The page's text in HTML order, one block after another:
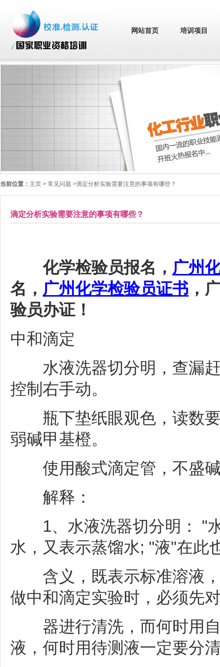
网站首页 培训项目
当前位置： 主页 > 常见问题 >滴定分析实验需要注意的事项有哪些？
滴定分析实验需要注意的事项有哪些？
化学检验员报名， 广州
名， 广州化学检验员证书 ，
验员办证！
中和滴定
水液洗器切分明，查漏赶
控制右手动。
瓶下垫纸眼观色，读数要
弱碱甲基橙。
使用酸式滴定管，不盛碱
解释：
1、水液洗器切分明： "水
水，又表示蒸馏水; "液"在此
含义，既表示标准溶液，
做中和滴定实验时，必须先
器进行清洗，而何时用自
液，何时用待测液一定要分